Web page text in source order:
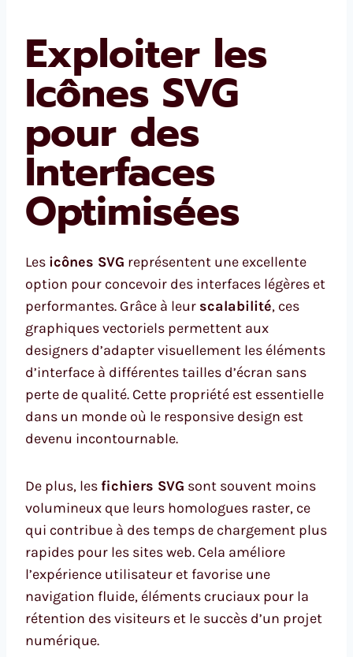
Exploiter les
Icônes SVG
pour des
Interfaces
Optimisées
Les icônes SVG représentent une excellente
option pour concevoir des interfaces légères et
performantes. Grâce à leur scalabilité, ces
graphiques vectoriels permettent aux
designers d’adapter visuellement les éléments
d’interface à différentes tailles d’écran sans
perte de qualité. Cette propriété est essentielle
dans un monde où le responsive design est
devenu incontournable.
De plus, les fichiers SVG sont souvent moins
volumineux que leurs homologues raster, ce
qui contribue à des temps de chargement plus
rapides pour les sites web. Cela améliore
l’expérience utilisateur et favorise une
navigation fluide, éléments cruciaux pour la
rétention des visiteurs et le succès d’un projet
numérique.